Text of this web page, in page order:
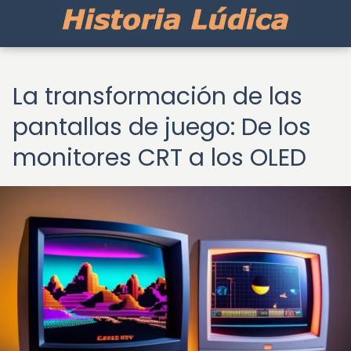
La transformación de las
pantallas de juego: De los
monitores CRT a los OLED